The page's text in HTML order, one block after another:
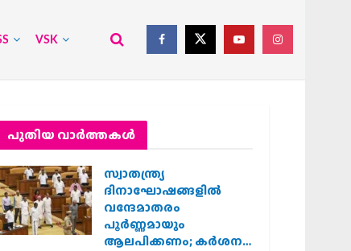
VSK
പുതിയ വാര്‍ത്തകള്‍
സ്വാതന്ത്ര്യ
ദിനാഘോഷങ്ങളിൽ
വന്ദേമാതരം
പൂർണ്ണമായും
ആലപിക്കണം; കർശന